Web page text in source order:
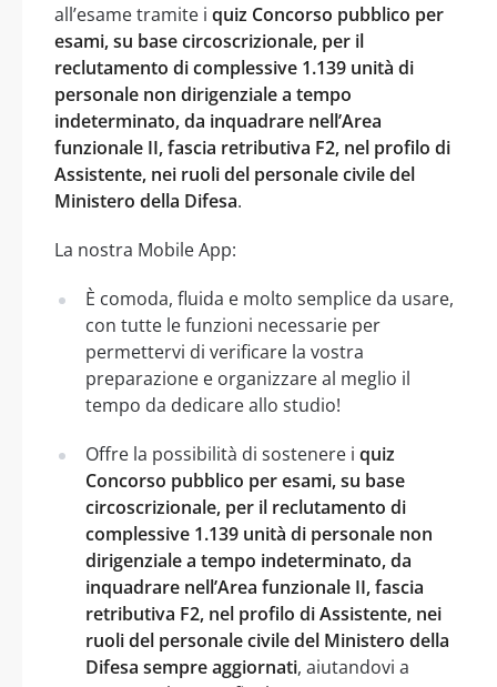
all’esame tramite i quiz Concorso pubblico per
esami, su base circoscrizionale, per il
reclutamento di complessive 1.139 unità di
personale non dirigenziale a tempo
indeterminato, da inquadrare nell’Area
funzionale II, fascia retributiva F2, nel profilo di
Assistente, nei ruoli del personale civile del
Ministero della Difesa.
La nostra Mobile App:
È comoda, fluida e molto semplice da usare,
con tutte le funzioni necessarie per
permettervi di verificare la vostra
preparazione e organizzare al meglio il
tempo da dedicare allo studio!
Offre la possibilità di sostenere i quiz
Concorso pubblico per esami, su base
circoscrizionale, per il reclutamento di
complessive 1.139 unità di personale non
dirigenziale a tempo indeterminato, da
inquadrare nell’Area funzionale II, fascia
retributiva F2, nel profilo di Assistente, nei
ruoli del personale civile del Ministero della
Difesa sempre aggiornati, aiutandovi a